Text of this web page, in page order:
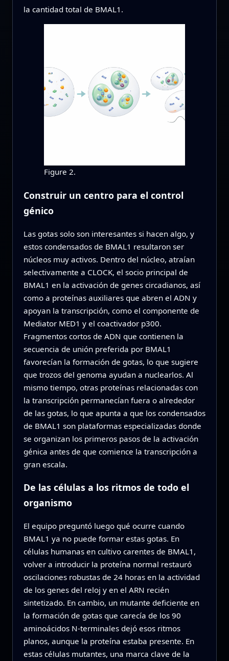
la cantidad total de BMAL1.
Figure 2.
Construir un centro para el control
génico
Las gotas solo son interesantes si hacen algo, y
estos condensados de BMAL1 resultaron ser
núcleos muy activos. Dentro del núcleo, atraían
selectivamente a CLOCK, el socio principal de
BMAL1 en la activación de genes circadianos, así
como a proteínas auxiliares que abren el ADN y
apoyan la transcripción, como el componente de
Mediator MED1 y el coactivador p300.
Fragmentos cortos de ADN que contienen la
secuencia de unión preferida por BMAL1
favorecían la formación de gotas, lo que sugiere
que trozos del genoma ayudan a nuclearlos. Al
mismo tiempo, otras proteínas relacionadas con
la transcripción permanecían fuera o alrededor
de las gotas, lo que apunta a que los condensados
de BMAL1 son plataformas especializadas donde
se organizan los primeros pasos de la activación
génica antes de que comience la transcripción a
gran escala.
De las células a los ritmos de todo el
organismo
El equipo preguntó luego qué ocurre cuando
BMAL1 ya no puede formar estas gotas. En
células humanas en cultivo carentes de BMAL1,
volver a introducir la proteína normal restauró
oscilaciones robustas de 24 horas en la actividad
de los genes del reloj y en el ARN recién
sintetizado. En cambio, un mutante deficiente en
la formación de gotas que carecía de los 90
aminoácidos N-terminales dejó esos ritmos
planos, aunque la proteína estaba presente. En
estas células mutantes, una marca clave de la